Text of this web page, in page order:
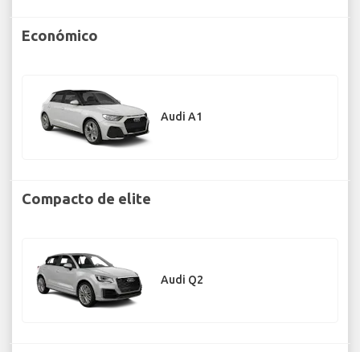
Económico
Audi A1
Compacto de elite
Audi Q2